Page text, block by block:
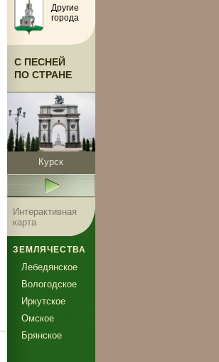
Другие
города
С ПЕСНЕЙ
ПО СТРАНЕ
Курск
Интерактивная
карта
ЗЕМЛЯЧЕСТВА
Лебедянское
Вологодское
Иркутское
Омское
Брянское